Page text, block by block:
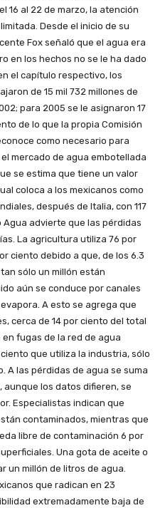
16 al 22 de marzo, la atención
Desde el inicio de su
Fox señaló que el agua era
en los hechos no se le ha dado
el capítulo respectivo, los
de 15 mil 732 millones de
para 2005 se le asignaron 17
de lo que la propia Comisión
como necesario para
mercado de agua embotellada
se estima que tiene un valor
coloca a los mexicanos como
después de Italia, con 117
advierte que las pérdidas
La agricultura utiliza 76 por
ciento debido a que, de los 6.3
sólo un millón están
aún se conduce por canales
A esto se agrega que
cerca de 14 por ciento del total
fugas de la red de agua
que utiliza la industria, sólo
A las pérdidas de agua se suma
aunque los datos difieren, se
Especialistas indican que
contaminados, mientras que
libre de contaminación 6 por
Una gota de aceite o
un millón de litros de agua.
que radican en 23
extremadamente baja de